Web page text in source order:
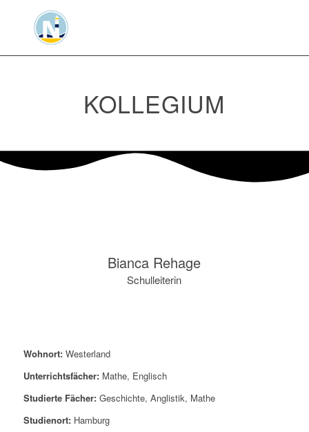
KOLLEGIUM
Bianca Rehage
Schulleiterin
Wohnort: Westerland
Unterrichtsfächer: Mathe, Englisch
Studierte Fächer: Geschichte, Anglistik, Mathe
Studienort: Hamburg